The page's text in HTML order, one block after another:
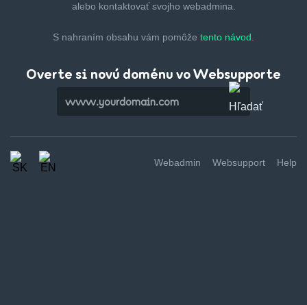
alebo kontaktovať svojho webadmina.
S nahraním obsahu vám pomôže tento návod.
Overte si novú doménu vo Websupporte
Webadmin Websupport Help